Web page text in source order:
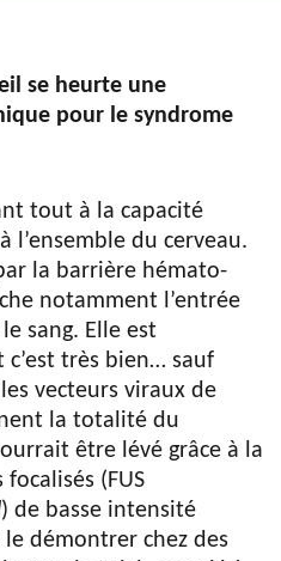
se heurte une
pour le syndrome
tout à la capacité
l’ensemble du cerveau.
la barrière hémato-
notamment l’entrée
sang. Elle est
très bien… sauf
vecteurs viraux de
la totalité du
être lévé grâce à la
(FUS
) de basse intensité
démontrer chez des